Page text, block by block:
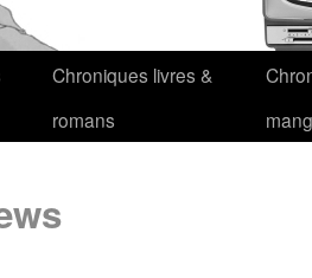
Chroniques livres &
romans